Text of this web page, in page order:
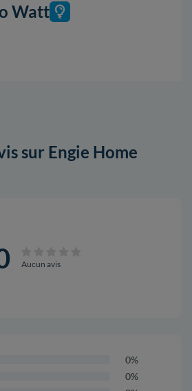
Watt
sur Engie Home
Aucun avis
0%
0%